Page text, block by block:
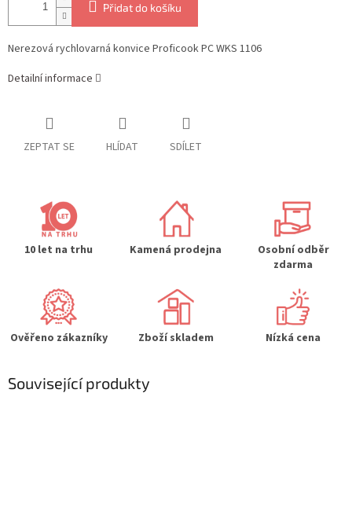
Přidat do košíku
Nerezová rychlovarná konvice Proficook PC WKS 1106
Detailní informace
ZEPTAT SE HLÍDAT SDÍLET
10 let na trhu Kamená prodejna
Osobní odběr
zdarma
Ověřeno zákazníky Zboží skladem Nízká cena
Související produkty